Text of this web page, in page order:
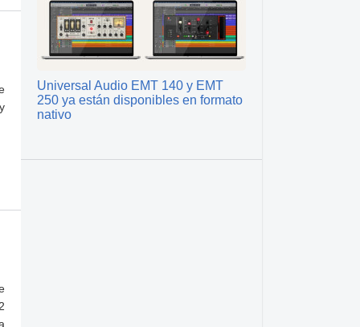
Universal Audio EMT 140 y EMT
250 ya están disponibles en formato
nativo